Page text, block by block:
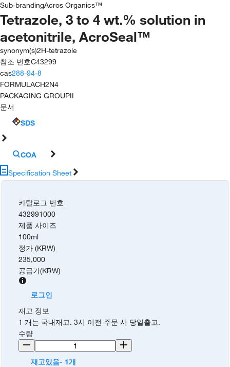
Sub-brandingAcros Organics™
Tetrazole, 3 to 4 wt.% solution in
acetonitrile, AcroSeal™
synonym(s)2H-tetrazole
참조 번호C43299
cas288-94-8
FORMULACH2N4
PACKAGING GROUPII
문서
SDS
COA
Specification Sheet
카탈로그 번호
432991000
제품 사이즈
100ml
정가 (KRW)
235,000
공급가(KRW)
로그인
재고 정보
1 개는 국내재고. 3시 이전 주문 시 당일출고.
수량
재고있음- 1개